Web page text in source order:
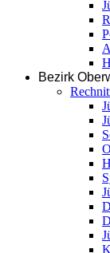
Bezirk